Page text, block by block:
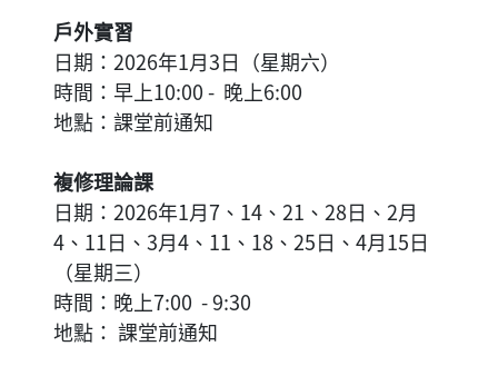
戶外實習
日期：2026年1月3日（星期六）
時間：早上10:00 - 晚上6:00
地點：課堂前通知
複修理論課
日期：2026年1月7、14、21、28日、2月
4、11日、3月4、11、18、25日、4月15日
（星期三）
時間：晚上7:00 - 9:30
地點： 課堂前通知